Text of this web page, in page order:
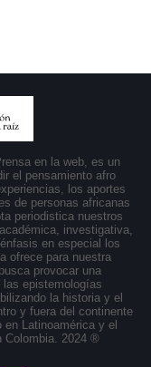
en la web, es un
el pensamiento afro
los aportes
de personas africanas
periodistica nuestros
investigativa,
en especial los
ofrece para nuestra
provocar una
epistemologías
la historia y el
y fuera del continente
Latinoamérica y el
Colombia. 2024 ®